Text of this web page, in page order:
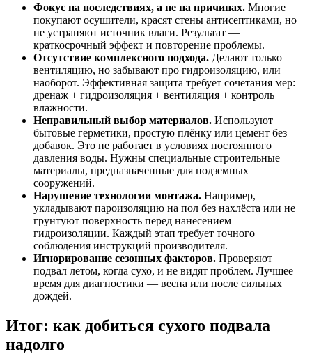
Фокус на последствиях, а не на причинах. Многие
покупают осушители, красят стены антисептиками, но
не устраняют источник влаги. Результат —
краткосрочный эффект и повторение проблемы.
Отсутствие комплексного подхода. Делают только
вентиляцию, но забывают про гидроизоляцию, или
наоборот. Эффективная защита требует сочетания мер:
дренаж + гидроизоляция + вентиляция + контроль
влажности.
Неправильный выбор материалов. Используют
бытовые герметики, простую плёнку или цемент без
добавок. Это не работает в условиях постоянного
давления воды. Нужны специальные строительные
материалы, предназначенные для подземных
сооружений.
Нарушение технологии монтажа. Например,
укладывают пароизоляцию на пол без нахлёста или не
грунтуют поверхность перед нанесением
гидроизоляции. Каждый этап требует точного
соблюдения инструкций производителя.
Игнорирование сезонных факторов. Проверяют
подвал летом, когда сухо, и не видят проблем. Лучшее
время для диагностики — весна или после сильных
дождей.
Итог: как добиться сухого подвала
надолго